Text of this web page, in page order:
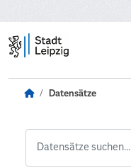
Datensätze